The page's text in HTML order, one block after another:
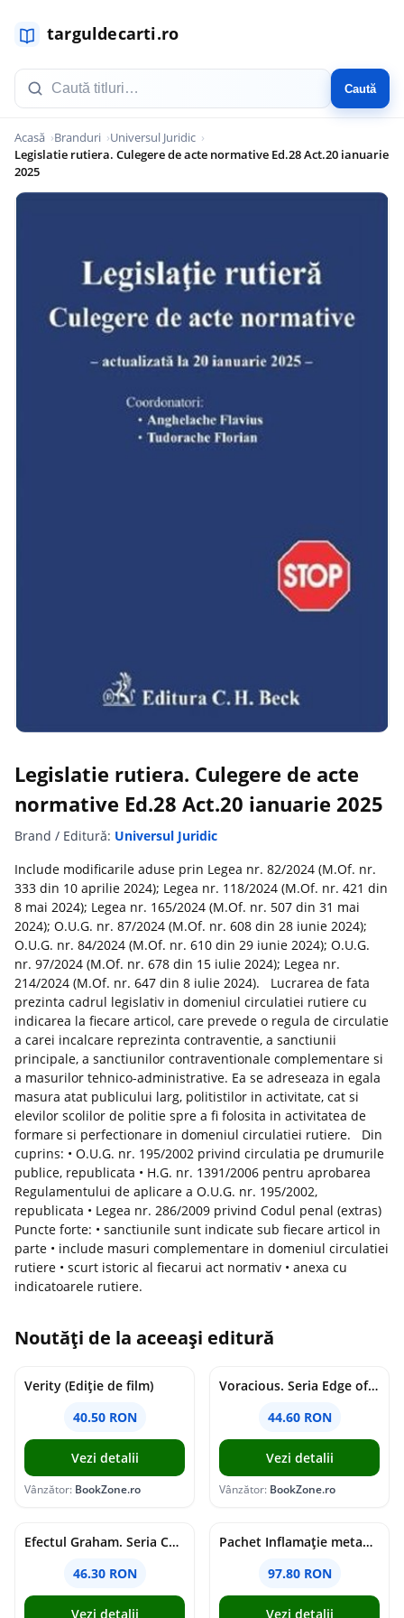
Caută
Acasă Branduri
Universul Juridic
Legislatie rutiera. Culegere de acte normative Ed.28 Act.20 ianuarie
2025
Legislatie rutiera. Culegere de acte
normative Ed.28 Act.20 ianuarie 2025
Brand / Editură: Universul Juridic
Include modificarile aduse prin Legea nr. 82/2024 (M.Of. nr.
333 din 10 aprilie 2024); Legea nr. 118/2024 (M.Of. nr. 421 din
8 mai 2024); Legea nr. 165/2024 (M.Of. nr. 507 din 31 mai
2024); O.U.G. nr. 87/2024 (M.Of. nr. 608 din 28 iunie 2024);
O.U.G. nr. 84/2024 (M.Of. nr. 610 din 29 iunie 2024); O.U.G.
nr. 97/2024 (M.Of. nr. 678 din 15 iulie 2024); Legea nr.
214/2024 (M.Of. nr. 647 din 8 iulie 2024). Lucrarea de fata
prezinta cadrul legislativ in domeniul circulatiei rutiere cu
indicarea la fiecare articol, care prevede o regula de circulatie
a carei incalcare reprezinta contraventie, a sanctiunii
principale, a sanctiunilor contraventionale complementare si
a masurilor tehnico-administrative. Ea se adreseaza in egala
masura atat publicului larg, politistilor in activitate, cat si
elevilor scolilor de politie spre a fi folosita in activitatea de
formare si perfectionare in domeniul circulatiei rutiere. Din
cuprins: • O.U.G. nr. 195/2002 privind circulatia pe drumurile
publice, republicata • H.G. nr. 1391/2006 pentru aprobarea
Regulamentului de aplicare a O.U.G. nr. 195/2002,
republicata • Legea nr. 286/2009 privind Codul penal (extras)
Puncte forte: • sanctiunile sunt indicate sub fiecare articol in
parte • include masuri complementare in domeniul circulatiei
rutiere • scurt istoric al fiecarui act normativ • anexa cu
indicatoarele rutiere.
Noutăți de la aceeași editură
Verity (Ediție de film)
40.50 RON
Vezi detalii
Vânzător: BookZone.ro
Voracious. Seria Edge of Darkness Vol.2
44.60 RON
Vezi detalii
Vânzător: BookZone.ro
Efectul Graham. Seria Campus Diaries Vol.1
46.30 RON
Vezi detalii
Pachet Inflamație metabolism și creier
97.80 RON
Vezi detalii